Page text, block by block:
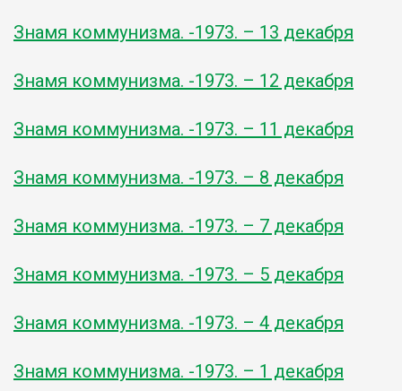
Знамя коммунизма. -1973. – 13 декабря
Знамя коммунизма. -1973. – 12 декабря
Знамя коммунизма. -1973. – 11 декабря
Знамя коммунизма. -1973. – 8 декабря
Знамя коммунизма. -1973. – 7 декабря
Знамя коммунизма. -1973. – 5 декабря
Знамя коммунизма. -1973. – 4 декабря
Знамя коммунизма. -1973. – 1 декабря